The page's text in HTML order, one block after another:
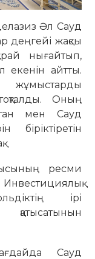
Әл Сауд
деңгейі жақсы
нығайтып,
екенін айтты.
жұмыстарды
Оның
мен Сауд
біріктіретін
ресми
ірі
қатысатынын
Сауд